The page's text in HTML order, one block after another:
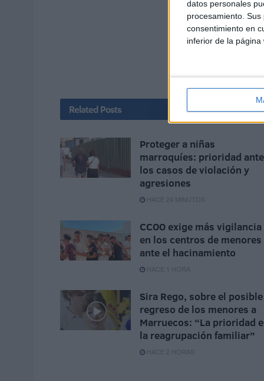
datos personales
procesamiento.
consentimiento en
inferior de la página
Related Posts
Proteger a niñas
marroquíes: prioridad ante
los casos de violación y
agresiones
HACE 24 MINUTOS
CCOO exige más vigilancia
en los centros de menores
ante el hacinamiento
HACE 1 HORA
Sira Rego, sobre el posible
regreso de los menores a
Marruecos: “La prioridad
la reagrupación familiar”
HACE 2 HORAS